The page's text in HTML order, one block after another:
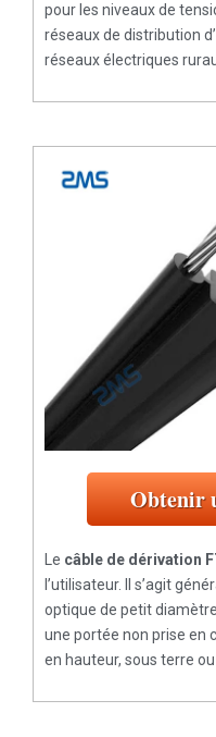
pour les niveaux de
réseaux de distribution
réseaux électriques
Obtenir
Le câble de dérivation
l’utilisateur. Il s’agit
optique de petit
une portée non prise en
en hauteur, sous terre ou